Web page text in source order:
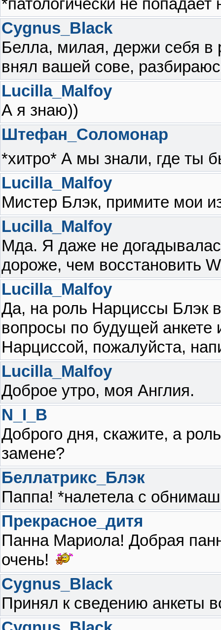
*патологически не попадает
Cygnus_Black
Белла, милая, держи себя
внял вашей сове,
Lucilla_Malfoy
А я знаю))
Штефан_Соломонар
*хитро* А мы знали, где ты
Lucilla_Malfoy
Мистер Блэк, примите мои
Lucilla_Malfoy
Мда. Я даже не
дороже, чем восстановить
Lucilla_Malfoy
Да, на роль Нарциссы Блэк
вопросы по будущей
Нарциссой, пожалуйста,
Lucilla_Malfoy
Доброе утро, моя Англия.
N_I_B
Доброго дня, скажите, а
замене?
Беллатрикс_Блэк
Паппа! *налетела с
Прекрасное_дитя
Панна Мариола! Добрая
очень!
Cygnus_Black
Принял к сведению анкеты